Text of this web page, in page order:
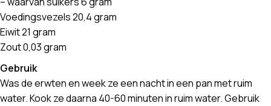
Voedingsvezels 20,4 gram
Eiwit 21 gram
Zout 0,03 gram
Gebruik
Was de erwten en week ze een nacht in een pan met ruim
water. Kook ze daarna 40-60 minuten in ruim water. Gebruik